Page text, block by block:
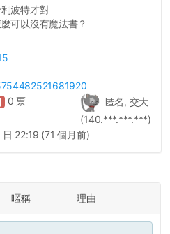
波特才對
可以沒有魔法書？
匿名, 交大
(140.***.***.***)
0 票
22:19 (71 個月前)
暱稱 理由